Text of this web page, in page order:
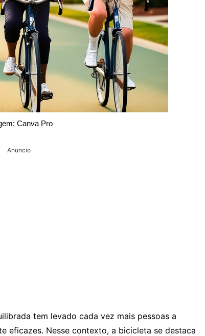
Canva Pro
Anuncio
tem levado cada vez mais pessoas a
eficazes. Nesse contexto, a bicicleta se destaca